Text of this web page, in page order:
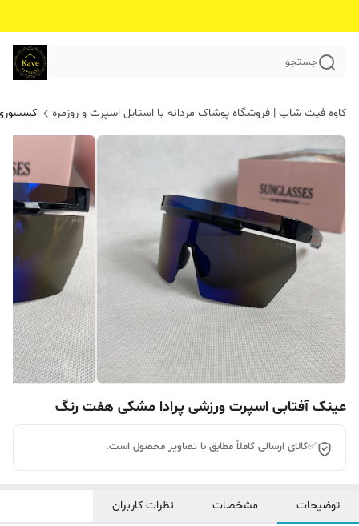
جستجو
کاوه فیت شاپ | فروشگاه پوشاک مردانه با استایل اسپرت و روزمره
عینک آفتابی اسپرت ورزشی پرادا مشکی هفت رنگ
✅کالای ارسالی کاملاً مطابق با تصاویر محصول است.
توضیحات مشخصات نظرات کاربران